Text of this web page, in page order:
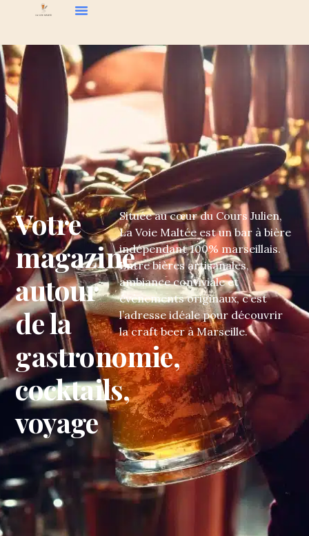
Votre
magazine
autour
de la
gastronomie,
cocktails,
voyage
Située au cœur du Cours Julien,
La Voie Maltée est un bar à bière
indépendant 100% marseillais.
Entre bières artisanales,
ambiance conviviale et
événements originaux, c’est
l’adresse idéale pour découvrir
la craft beer à Marseille.